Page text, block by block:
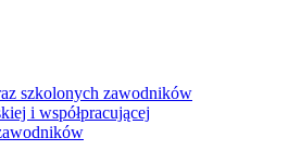
szkolonych zawodników
i współpracującej